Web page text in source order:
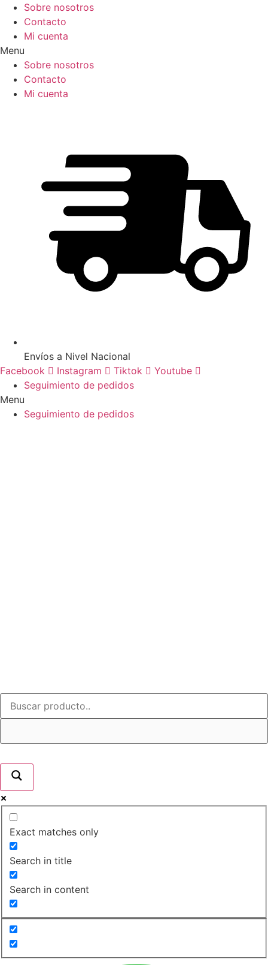
contenido
Sobre nosotros
Contacto
Mi cuenta
Menu
Sobre nosotros
Contacto
Mi cuenta
Envíos a Nivel Nacional
Facebook
Instagram Tiktok
Youtube
Seguimiento de pedidos
Menu
Seguimiento de pedidos
Exact matches only
Search in title
Search in content